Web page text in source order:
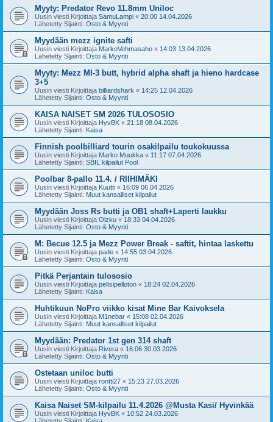
Myyty: Predator Revo 11.8mm Uniloc
Uusin viesti Kirjoittaja SamuLampi « 20:00 14.04.2026
Lähetetty Sijainti: Osto & Myynti
Myydään mezz ignite safti
Uusin viesti Kirjoittaja MarkoVehmasaho « 14:03 13.04.2026
Lähetetty Sijainti: Osto & Myynti
Myyty: Mezz MI-3 butt, hybrid alpha shaft ja hieno hardcase
3+5
Uusin viesti Kirjoittaja billiardshark « 14:25 12.04.2026
Lähetetty Sijainti: Osto & Myynti
KAISA NAISET SM 2026 TULOSOSIO
Uusin viesti Kirjoittaja HyvBK « 21:18 08.04.2026
Lähetetty Sijainti: Kaisa
Finnish poolbilliard tourin osakilpailu toukokuussa
Uusin viesti Kirjoittaja Marko Muukka « 11:17 07.04.2026
Lähetetty Sijainti: SBIL kilpailut Pool
Poolbar 8-pallo 11.4. / RIIHIMÄKI
Uusin viesti Kirjoittaja Kuutti « 16:09 06.04.2026
Lähetetty Sijainti: Muut kansalliset kilpailut
Myydään Joss Rs butti ja OB1 shaft+Laperti laukku
Uusin viesti Kirjoittaja Olzku « 18:33 04.04.2026
Lähetetty Sijainti: Osto & Myynti
M: Becue 12.5 ja Mezz Power Break - saftit, hintaa laskettu
Uusin viesti Kirjoittaja pade « 14:55 03.04.2026
Lähetetty Sijainti: Osto & Myynti
Pitkä Perjantain tulososio
Uusin viesti Kirjoittaja peltsipelloton « 18:24 02.04.2026
Lähetetty Sijainti: Kaisa
Huhtikuun NoPro viikko kisat Mine Bar Kaivoksela
Uusin viesti Kirjoittaja M1nebar « 15:08 02.04.2026
Lähetetty Sijainti: Muut kansalliset kilpailut
Myydään: Predator 1st gen 314 shaft
Uusin viesti Kirjoittaja Rivera « 16:06 30.03.2026
Lähetetty Sijainti: Osto & Myynti
Ostetaan uniloc butti
Uusin viesti Kirjoittaja rontti27 « 15:23 27.03.2026
Lähetetty Sijainti: Osto & Myynti
Kaisa Naiset SM-kilpailu 11.4.2026 @Musta Kasi/ Hyvinkää
Uusin viesti Kirjoittaja HyvBK « 10:52 24.03.2026
Lähetetty Sijainti: Kaisa